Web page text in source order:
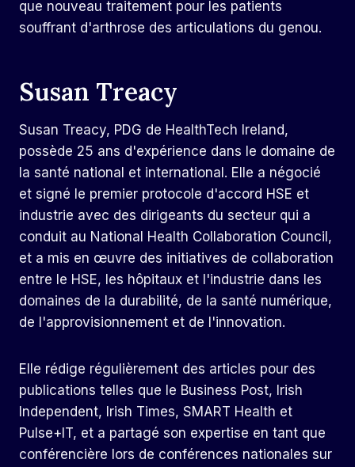
que nouveau traitement pour les patients
souffrant d'arthrose des articulations du genou.
Susan Treacy
Susan Treacy, PDG de HealthTech Ireland,
possède 25 ans d'expérience dans le domaine de
la santé national et international. Elle a négocié
et signé le premier protocole d'accord HSE et
industrie avec des dirigeants du secteur qui a
conduit au National Health Collaboration Council,
et a mis en œuvre des initiatives de collaboration
entre le HSE, les hôpitaux et l'industrie dans les
domaines de la durabilité, de la santé numérique,
de l'approvisionnement et de l'innovation.
Elle rédige régulièrement des articles pour des
publications telles que le Business Post, Irish
Independent, Irish Times, SMART Health et
Pulse+IT, et a partagé son expertise en tant que
conférencière lors de conférences nationales sur